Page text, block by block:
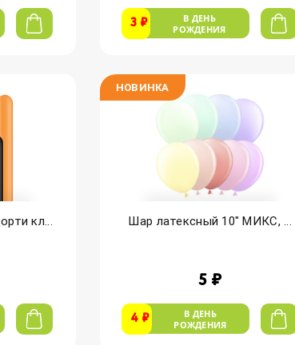
3 ₽
В ДЕНЬ
РОЖДЕНИЯ
кл...
НОВИНКА
Шар латексный 10" МИКС, ...
5 ₽
4 ₽
В ДЕНЬ
РОЖДЕНИЯ